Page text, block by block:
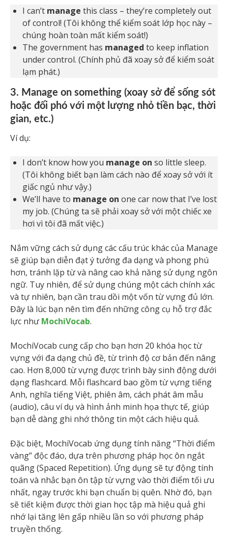
I can’t manage this class – they’re completely out
of control! (Tôi không thể kiểm soát lớp học này –
chúng hoàn toàn mất kiểm soát!)
The government has managed to keep inflation
under control. (Chính phủ đã xoay sở để kiểm soát
lạm phát.)
3. Manage on something (xoay sở để sống sót
hoặc đối phó với một lượng nhỏ tiền bạc, thời
gian, etc.)
Ví dụ:
I don’t know how you manage on so little sleep.
(Tôi không biết bạn làm cách nào để xoay sở với ít
giấc ngủ như vậy.)
We’ll have to manage on one car now that I’ve lost
my job. (Chúng ta sẽ phải xoay sở với một chiếc xe
hơi vì tôi đã mất việc.)
Nắm vững cách sử dụng các cấu trúc khác của Manage
sẽ giúp bạn diễn đạt ý tưởng đa dạng và phong phú
hơn, tránh lặp từ và nâng cao khả năng sử dụng ngôn
ngữ. Tuy nhiên, để sử dụng chúng một cách chính xác
và tự nhiên, bạn cần trau dồi một vốn từ vựng đủ lớn.
Đây là lúc bạn nên tìm đến những công cụ hỗ trợ đắc
lực như MochiVocab.
MochiVocab cung cấp cho bạn hơn 20 khóa học từ
vựng với đa dạng chủ đề, từ trình độ cơ bản đến nâng
cao. Hơn 8,000 từ vựng được trình bày sinh động dưới
dạng flashcard. Mỗi flashcard bao gồm từ vựng tiếng
Anh, nghĩa tiếng Việt, phiên âm, cách phát âm mẫu
(audio), câu ví dụ và hình ảnh minh họa thực tế, giúp
bạn dễ dàng ghi nhớ thông tin một cách hiệu quả.
Đặc biệt, MochiVocab ứng dụng tính năng “Thời điểm
vàng” độc đáo, dựa trên phương pháp học ôn ngắt
quãng (Spaced Repetition). Ứng dụng sẽ tự động tính
toán và nhắc bạn ôn tập từ vựng vào thời điểm tối ưu
nhất, ngay trước khi bạn chuẩn bị quên. Nhờ đó, bạn
sẽ tiết kiệm được thời gian học tập mà hiệu quả ghi
nhớ lại tăng lên gấp nhiều lần so với phương pháp
truyền thống.